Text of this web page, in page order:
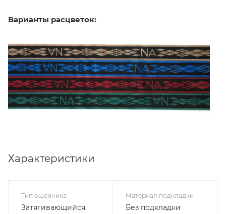
Варианты расцветок:
Характеристики
Тип ошейника
Затягивающийся
Материал подкладки
Без подкладки